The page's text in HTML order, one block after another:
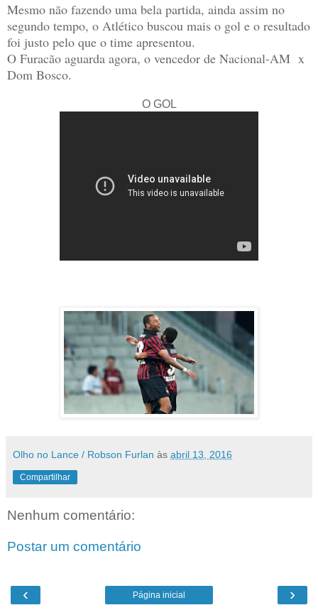
Mesmo não fazendo uma bela partida, ainda assim no
segundo tempo, o Atlético buscou mais o gol e o resultado
foi justo pelo que o time apresentou.
O Furacão aguarda agora, o vencedor de Nacional-AM x
Dom Bosco.
O GOL
Olho no Lance / Robson Furlan às abril 13, 2016
Compartilhar
Nenhum comentário:
Postar um comentário
‹ ›
Página inicial